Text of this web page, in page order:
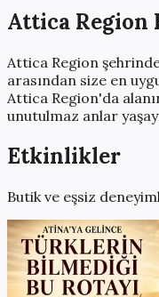
Attica Region
Attica Region
arasından size en
Attica Region'da
unutulmaz anlar
Etkinlikler
Butik ve eşsiz